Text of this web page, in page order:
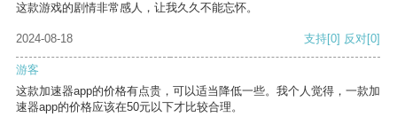
这款游戏的剧情非常感人，让我久久不能忘怀。
2024-08-18 支持[0] 反对[0]
游客
这款加速器app的价格有点贵，可以适当降低一些。我个人觉得，一款加
速器app的价格应该在50元以下才比较合理。